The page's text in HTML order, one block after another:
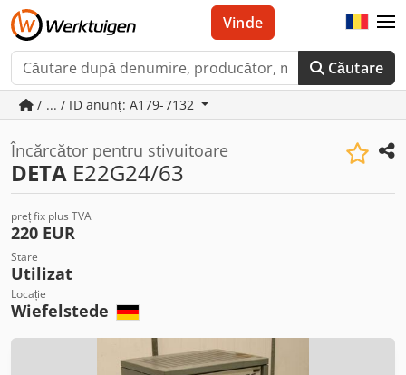
Căutare
Vinde
/ ... / ID anunț: A179-7132
Încărcător pentru stivuitoare
DETA E22G24/63
preț fix plus TVA
220 EUR
Stare
Utilizat
Locație
Wiefelstede